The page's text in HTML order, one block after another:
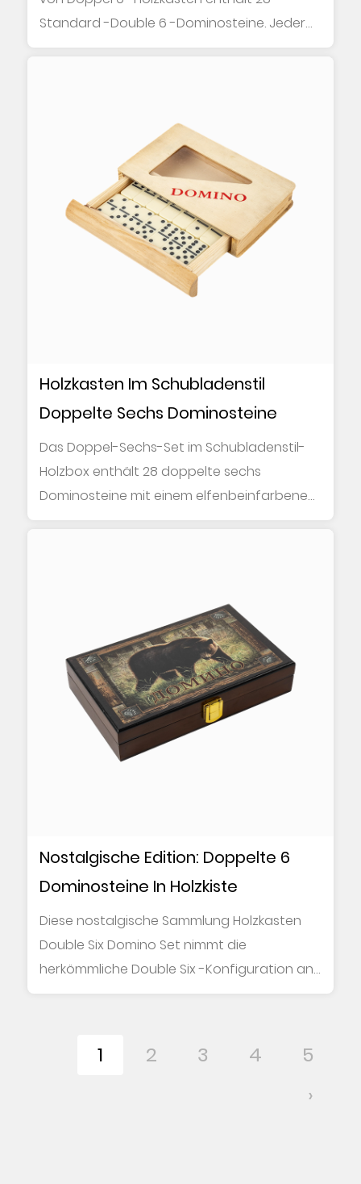
Standard -Double 6 -Dominosteine. Jeder
Domino ist...
Holzkasten Im Schubladenstil
Doppelte Sechs Dominosteine
Das Doppel-Sechs-Set im Schubladenstil-
Holzbox enthält 28 doppelte sechs
Dominosteine ​​mit einem elfenbeinfarbenen
Erscheinung...
Nostalgische Edition: Doppelte 6
Dominosteine In Holzkiste
Diese nostalgische Sammlung Holzkasten
Double Six Domino Set nimmt die
herkömmliche Double Six -Konfiguration an
und enthält 28 di...
1 2 3 4
5
›